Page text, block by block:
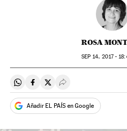
ROSA
SEP 14, 2017 -
Compartir en Whatsapp
Compartir en Facebook
Compartir en Twitter
Desplegar Redes
Añadir EL PAÍS en Google